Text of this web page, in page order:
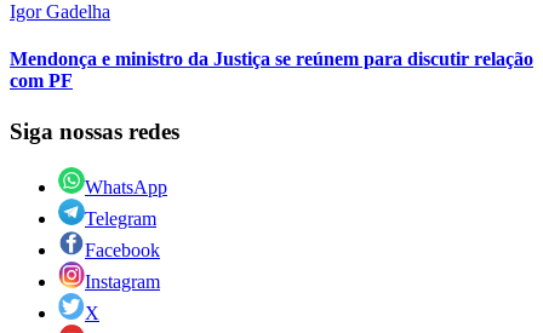
Igor Gadelha
Mendonça e ministro da Justiça se reúnem para discutir relação
com PF
Siga nossas redes
WhatsApp
Telegram
Facebook
Instagram
X